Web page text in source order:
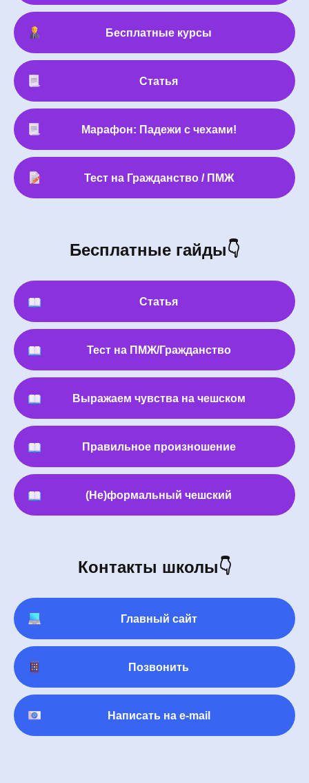
Бесплатные курсы
Статья
Марафон: Падежи с чехами!
Тест на Гражданство / ПМЖ
Бесплатные гайды👇
Статья
Тест на ПМЖ/Гражданство
Выражаем чувства на чешском
Правильное произношение
(Не)формальный чешский
Контакты школы👇
Главный сайт
Позвонить
Написать на e-mail